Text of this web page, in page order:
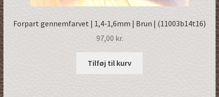
Forpart gennemfarvet | 1,4-1,6mm | Brun | (11003b14t16)
97,00 kr.
Tilføj til kurv